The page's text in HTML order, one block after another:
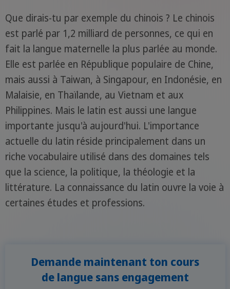
Que dirais-tu par exemple du chinois ? Le chinois
est parlé par 1,2 milliard de personnes, ce qui en
fait la langue maternelle la plus parlée au monde.
Elle est parlée en République populaire de Chine,
mais aussi à Taiwan, à Singapour, en Indonésie, en
Malaisie, en Thaïlande, au Vietnam et aux
Philippines. Mais le latin est aussi une langue
importante jusqu'à aujourd'hui. L'importance
actuelle du latin réside principalement dans un
riche vocabulaire utilisé dans des domaines tels
que la science, la politique, la théologie et la
littérature. La connaissance du latin ouvre la voie à
certaines études et professions.
Demande maintenant ton cours
de langue sans engagement